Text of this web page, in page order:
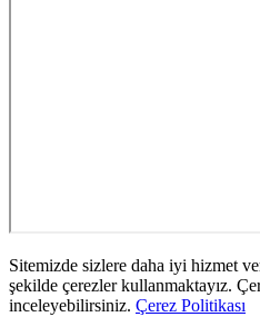
Sitemizde sizlere daha iyi hizmet
şekilde çerezler kullanmaktayız.
inceleyebilirsiniz. Çerez Politikası